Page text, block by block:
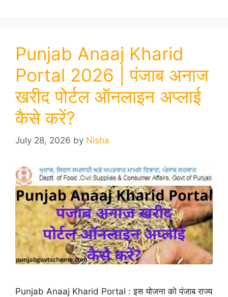
Punjab Anaaj Kharid
Portal 2026 | पंजाब अनाज
खरीद पोर्टल ऑनलाइन अप्लाई
कैसे करें?
July 28, 2026 by Nisha
Punjab Anaaj Kharid Portal : इस योजना को पंजाब राज्य